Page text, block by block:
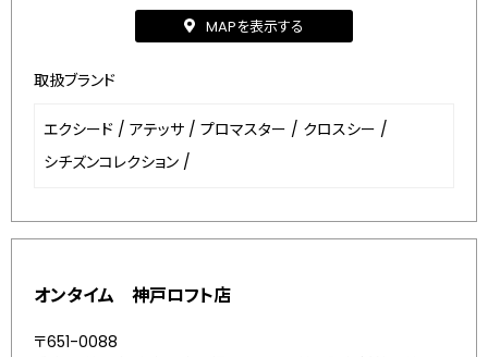
MAPを表示する
取扱ブランド
エクシード / アテッサ / プロマスター / クロスシー /
シチズンコレクション /
オンタイム 神戸ロフト店
〒651-0088